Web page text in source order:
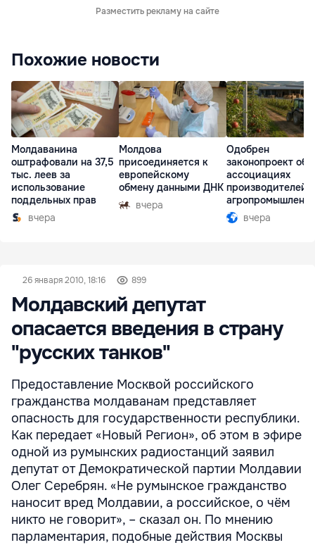
Разместить рекламу на сайте
Похожие новости
Молдаванина
оштрафовали на 37,5
тыс. леев за
использование
поддельных прав
вчера
Молдова
присоединяется к
европейскому
обмену данными ДНК
вчера
Одобрен
законопроект об
ассоциациях
производителей в
комплексе
вчера
26 января 2010, 18:16 899
Молдавский депутат
опасается введения в страну
"русских танков"
Предоставление Москвой российского
гражданства молдаванам представляет
опасность для государственности республики.
Как передает «Новый Регион», об этом в эфире
одной из румынских радиостанций заявил
депутат от Демократической партии Молдавии
Олег Серебрян. «Не румынское гражданство
наносит вред Молдавии, а российское, о чём
никто не говорит», – сказал он. По мнению
парламентария, подобные действия Москвы